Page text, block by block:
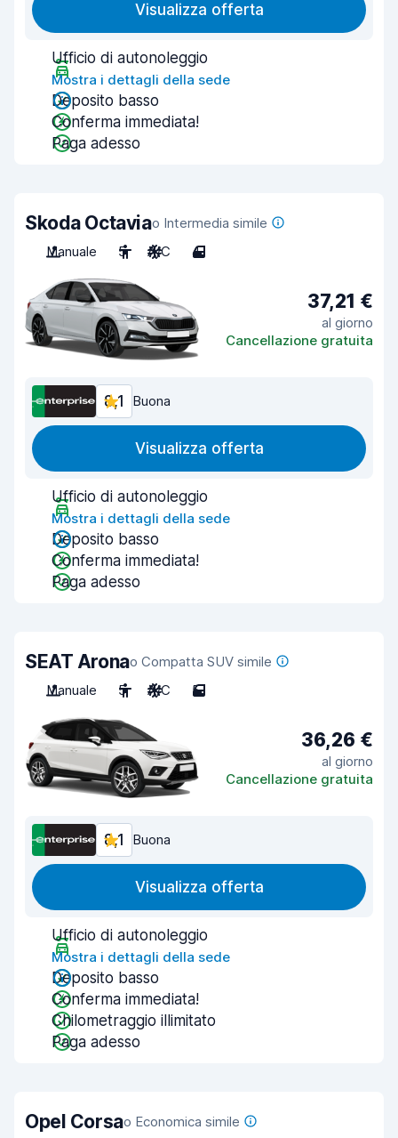
Visualizza offerta
Ufficio di autonoleggio
Mostra i dettagli della sede
Deposito basso
Conferma immediata!
Paga adesso
Skoda Octaviao Intermedia simile
Manuale
5 A/C 4
37,21 €
al giorno
Cancellazione gratuita
8,1 Buona
Visualizza offerta
Ufficio di autonoleggio
Mostra i dettagli della sede
Deposito basso
Conferma immediata!
Paga adesso
SEAT Aronao Compatta SUV simile
Manuale
5 A/C 5
36,26 €
al giorno
Cancellazione gratuita
8,1 Buona
Visualizza offerta
Ufficio di autonoleggio
Mostra i dettagli della sede
Deposito basso
Conferma immediata!
Chilometraggio illimitato
Paga adesso
Opel Corsao Economica simile